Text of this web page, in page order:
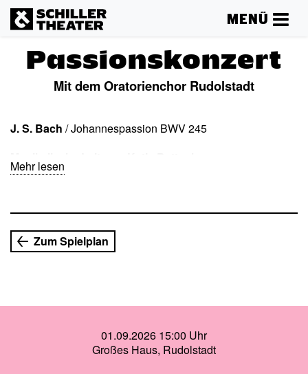
MENÜ
Passionskonzert
Mit dem Oratorienchor Rudolstadt
J. S. Bach / Johannespassion BWV 245
Mehr lesen
Zum Spielplan
01.09.2026 15:00 Uhr
Großes Haus, Rudolstadt